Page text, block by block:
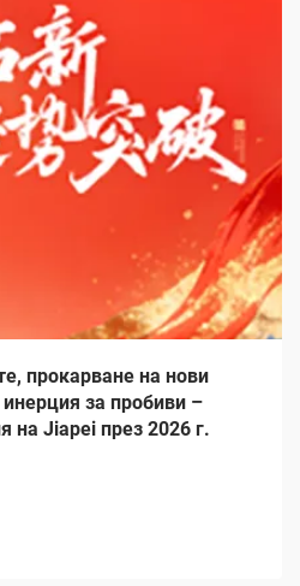
прокарване на нови
за пробиви –
на Jiapei през 2026 г.